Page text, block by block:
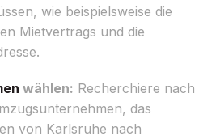
wie beispielsweise die
Mietvertrags und die
wählen: Recherchiere nach
das
von Karlsruhe nach